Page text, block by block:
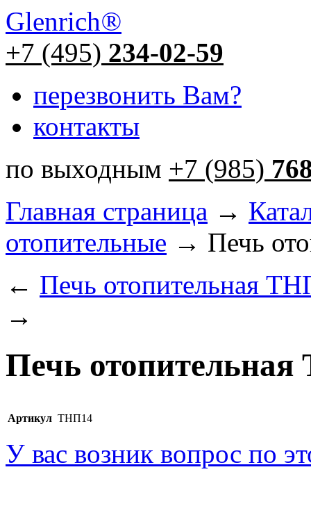
Glenrich®
+7 (495) 234-02-59
перезвонить Вам?
контакты
по выходным +7 (985)
Главная страница →
отопительные → Печь
← Печь отопительная
→
Печь
Артикул ТНП14
У вас возник вопрос по